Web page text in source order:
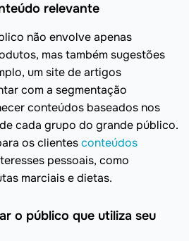
relevante
não envolve apenas
mas também sugestões
um site de artigos
com a segmentação
conteúdos baseados nos
cada grupo do grande público.
os clientesconteúdos
pessoais, como
marciais e dietas.
o público que utiliza seu